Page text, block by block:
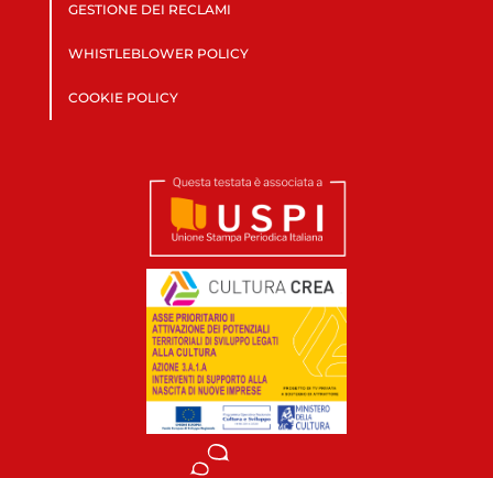
GESTIONE DEI RECLAMI
WHISTLEBLOWER POLICY
COOKIE POLICY